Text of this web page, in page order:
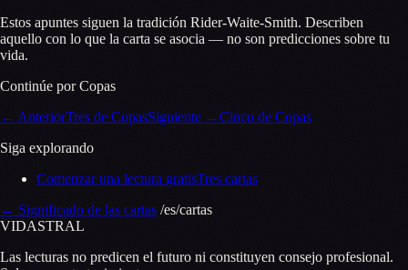
Estos apuntes siguen la tradición Rider-Waite-Smith. Describen
aquello con lo que la carta se asocia — no son predicciones sobre tu
vida.
Continúe por Copas
← AnteriorTres de CopasSiguiente →Cinco de Copas
Siga explorando
Comenzar una lectura gratisTres cartas
← Significado de las cartas /es/cartas
VIDASTRAL
Las lecturas no predicen el futuro ni constituyen consejo profesional.